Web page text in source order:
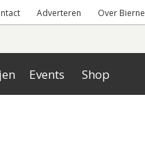
Adverteren Over
Events Shop